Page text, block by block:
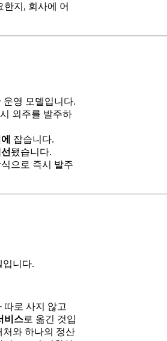
지, 회사에 어
운영 모델입니다.
외주를 발주하
잡습니다.
됐습니다.
으로 즉시 발주
입니다.
따로 사지 않고
비스로 옮긴 것입
처와 하나의 정산